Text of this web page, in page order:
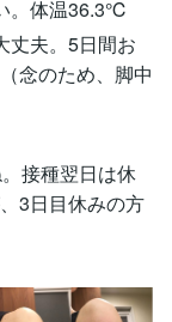
。体温36.3℃
丈夫。5日間お
念のため、脚中
接種翌日は休
3日目休みの方